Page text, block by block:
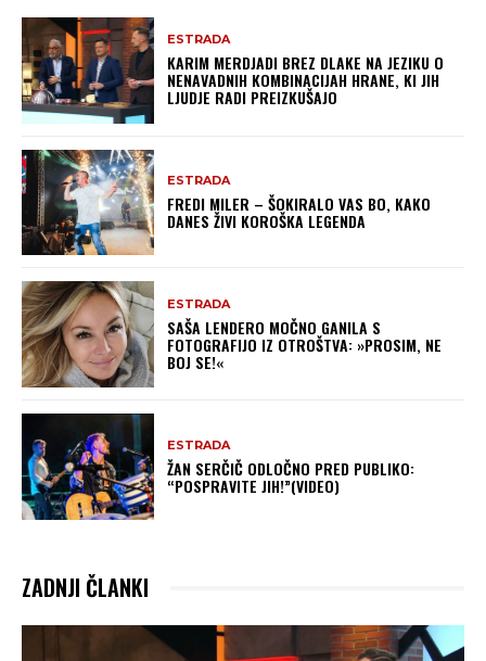
ESTRADA
KARIM MERDJADI BREZ DLAKE NA JEZIKU O
NENAVADNIH KOMBINACIJAH HRANE, KI JIH
LJUDJE RADI PREIZKUŠAJO
ESTRADA
FREDI MILER – ŠOKIRALO VAS BO, KAKO
DANES ŽIVI KOROŠKA LEGENDA
ESTRADA
SAŠA LENDERO MOČNO GANILA S
FOTOGRAFIJO IZ OTROŠTVA: »PROSIM, NE
BOJ SE!«
ESTRADA
ŽAN SERČIČ ODLOČNO PRED PUBLIKO:
“POSPRAVITE JIH!”(VIDEO)
ZADNJI ČLANKI